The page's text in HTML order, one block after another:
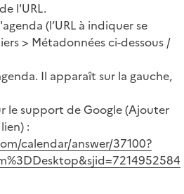
l'URL.
(l’URL à indiquer se
> Métadonnées ci-dessous /
Il apparaît sur la gauche,
le support de Google (Ajouter
:
calendar/answer/37100?